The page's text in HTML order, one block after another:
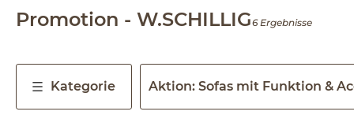
Promotion - W.SCHILLIG6 Ergebnisse
Kategorie Aktion: Sofas mit Funktion &